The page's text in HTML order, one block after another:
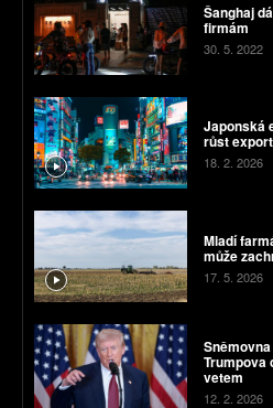
Šanghaj
firmám
30. 5. 2022
Japonská
růst
18. 2. 2026
Mladí
může
17. 5. 2026
Trumpova
vetem
12. 2. 2026